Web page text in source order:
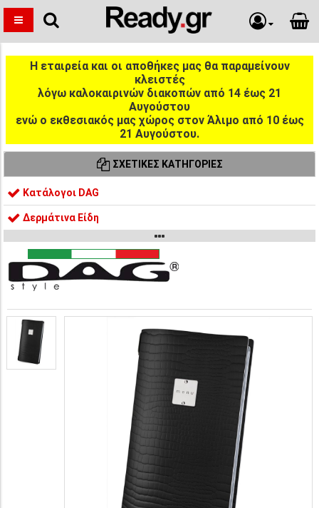
Η εταιρεία και οι αποθήκες μας θα παραμείνουν
κλειστές
λόγω καλοκαιρινών διακοπών από 14 έως 21
Αυγούστου
ενώ ο εκθεσιακός μας χώρος στον Άλιμο από 10 έως
21 Αυγούστου.
ΣΧΕΤΙΚΈΣ ΚΑΤΗΓΟΡΊΕΣ
Κατάλογοι DAG
Δερμάτινα Είδη